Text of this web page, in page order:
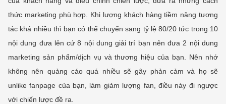
thức marketing phù hợp. Khi lượng khách hàng tiềm năng tương
tác khá nhiều thì bạn có thể chuyển sang tỷ lệ 80/20 tức trong 10
nội dung đưa lên cứ 8 nội dung giải trí bạn nên đưa 2 nội dung
marketing sản phẩm/dịch vụ và thương hiệu của bạn. Nên nhớ
không nên quảng cáo quá nhiều sẽ gây phản cảm và họ sẽ
unlike fanpage của bạn, làm giảm lượng fan, điều này đi ngược
với chiến lược đề ra.